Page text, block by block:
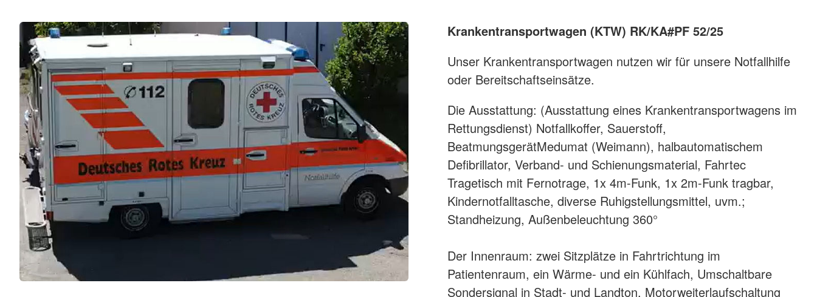
Krankentransportwagen (KTW) RK/KA#PF 52/25
Unser Krankentransportwagen nutzen wir für unsere Notfallhilfe
oder Bereitschaftseinsätze.
Die Ausstattung: (Ausstattung eines Krankentransportwagens im
Rettungsdienst) Notfallkoffer, Sauerstoff,
BeatmungsgerätMedumat (Weimann), halbautomatischem
Defibrillator, Verband- und Schienungsmaterial, Fahrtec
Tragetisch mit Fernotrage, 1x 4m-Funk, 1x 2m-Funk tragbar,
Kindernotfalltasche, diverse Ruhigstellungsmittel, uvm.;
Standheizung, Außenbeleuchtung 360°
Der Innenraum: zwei Sitzplätze in Fahrtrichtung im
Patientenraum, ein Wärme- und ein Kühlfach, Umschaltbare
Sondersignal in Stadt- und Landton, Motorweiterlaufschaltung